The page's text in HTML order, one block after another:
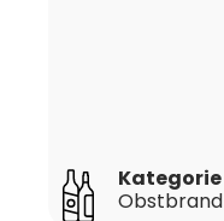
Kategorie
Obstbrand